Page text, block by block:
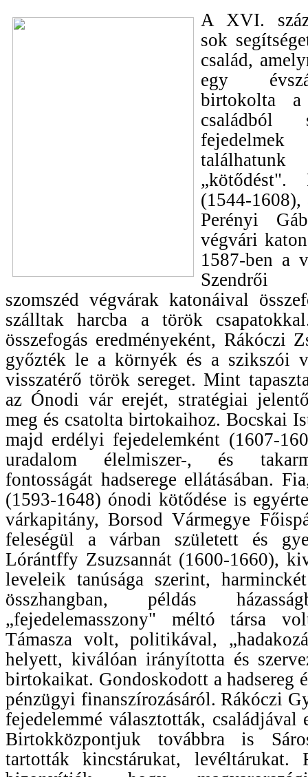
A XVI.
sok
család,
egy
birtokolta
családból
„kötődést".
(1544-
Perényi
végvári
1587-ben a
Szendrői
szomszéd végvárak katonáival
szálltak harcba a török
összefogás eredményeként, Rákóczi
győzték le a környék és a szikszói
visszatérő török sereget. Mint
az Ónodi vár erejét, stratégiai
meg és csatolta birtokaihoz. Bocskai
majd erdélyi fejedelemként (1607-
uradalom élelmiszer-, és
fontosságát hadserege ellátásában.
(1593-1648) ónodi kötődése is
várkapitány, Borsod Vármegye
feleségül a várban született és
Lórántffy Zsuzsannát (1600-1660),
leveleik tanúsága szerint,
összhangban, példás
„fejedelemasszony" méltó társa
Támasza volt, politikával,
helyett, kiválóan irányította és
birtokaikat. Gondoskodott a hadsereg
pénzügyi finanszírozásáról. Rákóczi
fejedelemmé választották,
Birtokközpontjuk továbbra is
tartották kincstárukat, levéltárukat.